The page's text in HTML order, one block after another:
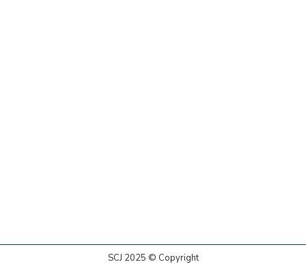
SCJ 2025 © Copyright